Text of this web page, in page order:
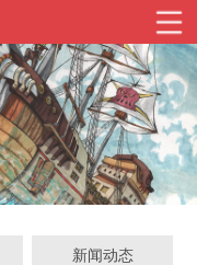
新闻动态